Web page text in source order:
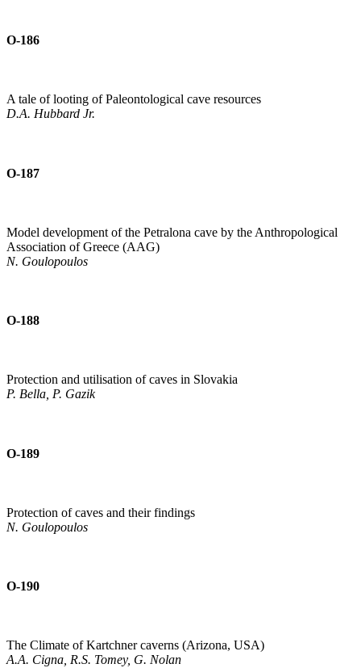
O-186
A tale of looting of Paleontological cave resources
D.A. Hubbard Jr.
O-187
Model development of the Petralona cave by the Anthropological
Association of Greece (AAG)
N. Goulopoulos
O-188
Protection and utilisation of caves in Slovakia
P. Bella, P. Gazik
O-189
Protection of caves and their findings
N. Goulopoulos
O-190
The Climate of Kartchner caverns (Arizona, USA)
A.A. Cigna, R.S. Tomey, G. Nolan